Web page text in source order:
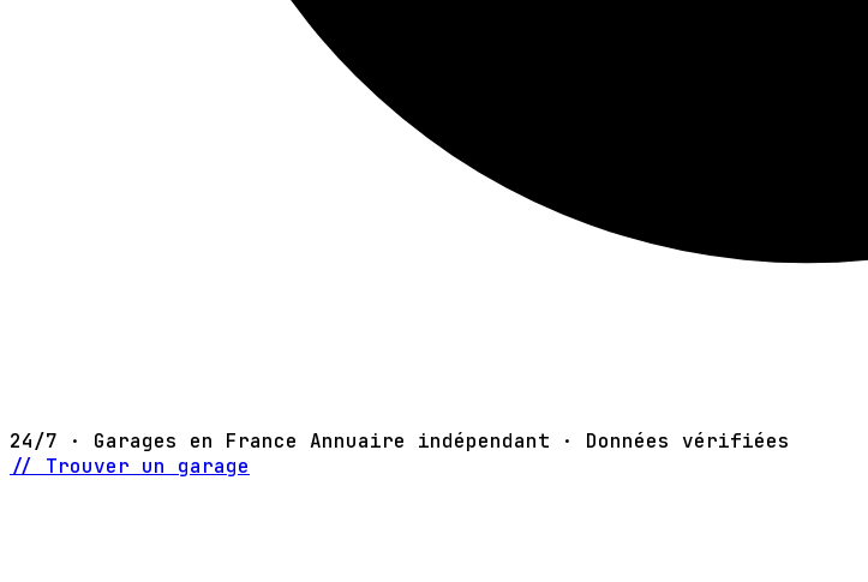
24/7 · Garages en France Annuaire indépendant · Données vérifiées
// Trouver un garage